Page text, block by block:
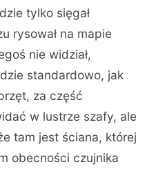
tylko sięgał
rysował na mapie
nie widział,
standardowo, jak
za część
w lustrze szafy, ale
tam jest ściana, której
obecności czujnika